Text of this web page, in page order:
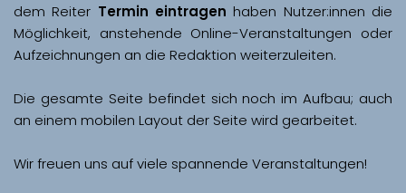
dem Reiter Termin eintragen haben Nutzer:innen die
Möglichkeit, anstehende Online-Veranstaltungen oder
Aufzeichnungen an die Redaktion weiterzuleiten.
Die gesamte Seite befindet sich noch im Aufbau; auch
Wir freuen uns auf viele spannende Veranstaltungen!